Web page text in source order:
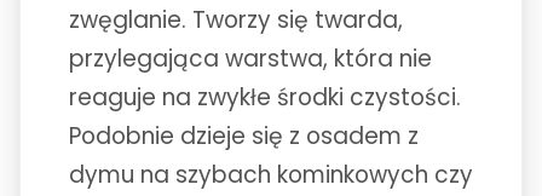
zwęglanie. Tworzy się twarda,
przylegająca warstwa, która nie
reaguje na zwykłe środki czystości.
Podobnie dzieje się z osadem z
dymu na szybach kominkowych czy